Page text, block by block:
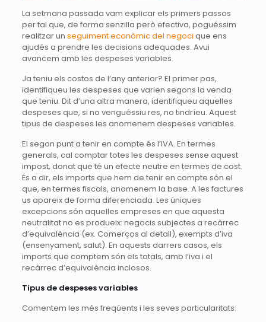
La setmana passada vam explicar els primers passos
per tal que, de forma senzilla però efectiva, poguéssim
realitzar un seguiment econòmic del negoci que ens
ajudés a prendre les decisions adequades. Avui
avancem amb les despeses variables.
Ja teniu els costos de l’any anterior? El primer pas,
identifiqueu les despeses que varien segons la venda
que teniu. Dit d’una altra manera, identifiqueu aquelles
despeses que, si no venguéssiu res, no tindríeu. Aquest
tipus de despeses les anomenem despeses variables.
El segon punt a tenir en compte és l’IVA. En termes
generals, cal comptar totes les despeses sense aquest
impost, donat que té un efecte neutre en termes de cost.
És a dir, els imports que hem de tenir en compte són el
que, en termes fiscals, anomenem la base. A les factures
us apareix de forma diferenciada. Les úniques
excepcions són aquelles empreses en que aquesta
neutralitat no es produeix: negocis subjectes a recàrrec
d’equivalència (ex. Comerços al detall), exempts d’iva
(ensenyament, salut). En aquests darrers casos, els
imports que comptem són els totals, amb l’iva i el
recàrrec d’equivalència inclosos.
Tipus de despeses variables
Comentem les més freqüents i les seves particularitats: